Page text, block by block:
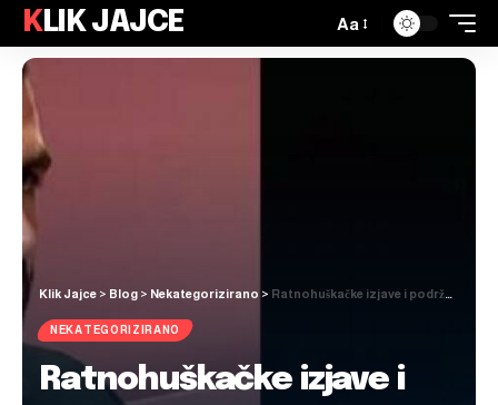
KLIK JAJCE Aa
Klik Jajce > Blog > Nekategorizirano > Ratnohuškačke izjave i podržavanje istih nisu dobrodošle u javni diskurs
NEKATEGORIZIRANO
Ratnohuškačke izjave i